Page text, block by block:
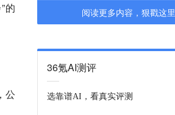
的
公
阅读更多内容，狠戳这里
36氪AI测评
选靠谱AI，看真实评测